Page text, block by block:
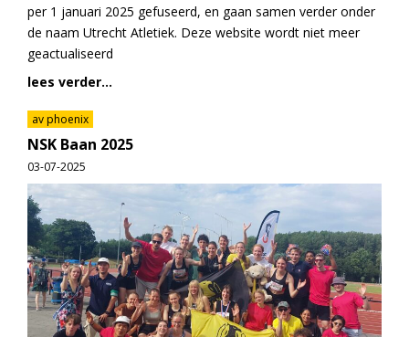
per 1 januari 2025 gefuseerd, en gaan samen verder onder
de naam Utrecht Atletiek. Deze website wordt niet meer
geactualiseerd
lees verder...
av phoenix
NSK Baan 2025
03-07-2025